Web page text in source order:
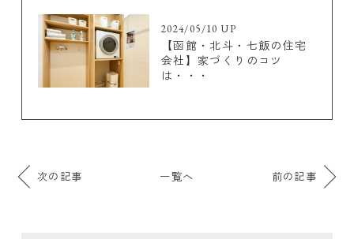
2024/05/10 UP
【函館・北斗・七飯の住宅
会社】家づくりのコツ
は・・・
次の記事 一覧へ 前の記事